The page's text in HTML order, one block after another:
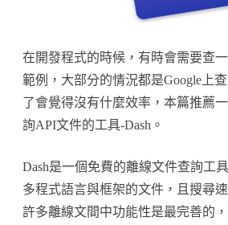
速
查
具-
Dash〉
在開發程式的時候，有時會需要查
範例，大部分的情況都是Google上
了會覺得沒有什麼效率，本篇推薦
詢API文件的工具-Dash。
Dash是一個免費的離線文件查詢工
多程式語言與框架的文件，且搜尋
許多離線文間中功能性是最完善的